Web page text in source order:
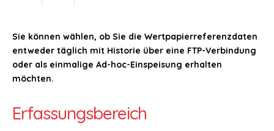
Sie können wählen, ob Sie die Wertpapierreferenzdaten
entweder täglich mit Historie über eine FTP-Verbindung
oder als einmalige Ad-hoc-Einspeisung erhalten
möchten.
Erfassungsbereich